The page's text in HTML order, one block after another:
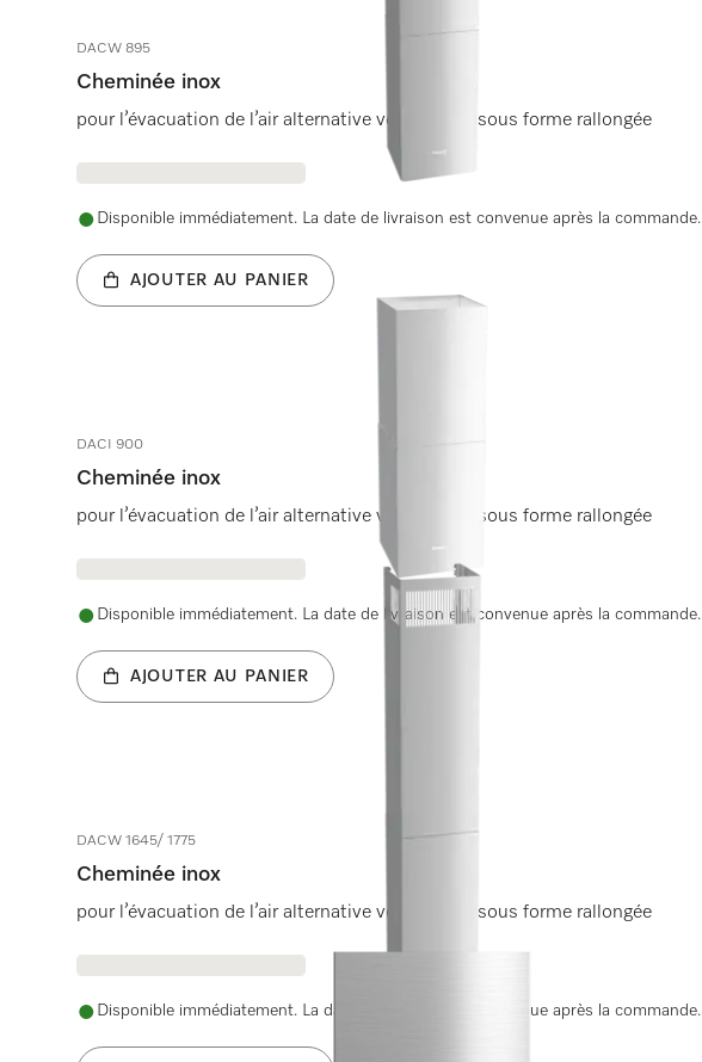
DACW 895
Cheminée inox
pour l’évacuation de l’air alternative vers le haut sous forme rallongée
Disponible immédiatement. La date de livraison est convenue après la commande.
AJOUTER AU PANIER
DACI 900
Cheminée inox
pour l’évacuation de l’air alternative vers le haut sous forme rallongée
Disponible immédiatement. La date de livraison est convenue après la commande.
AJOUTER AU PANIER
DACW 1645/ 1775
Cheminée inox
pour l’évacuation de l’air alternative vers le haut sous forme rallongée
Disponible immédiatement. La date de livraison est convenue après la commande.